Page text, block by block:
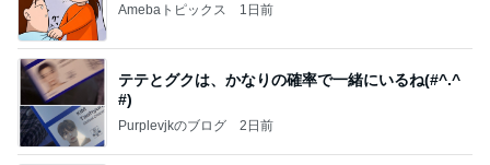
Amebaトピックス 1日前
テテとグクは、かなりの確率で一緒にいるね(#^.^
#)
Purplevjkのブログ 2日前